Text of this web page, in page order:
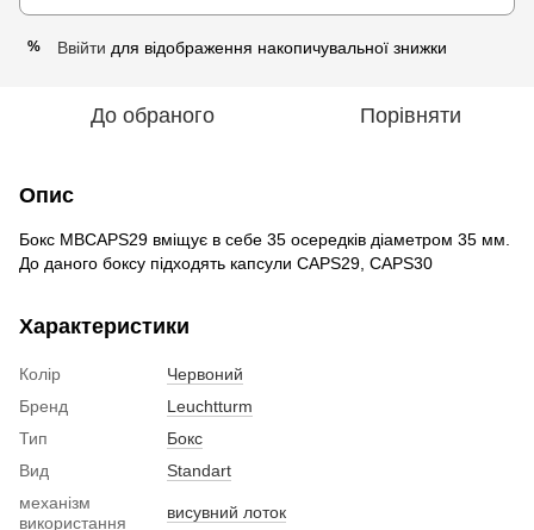
% Ввійти для відображення накопичувальної знижки
До обраного Порівняти
Опис
Бокс MBCAPS29 вміщує в себе 35 осередків діаметром 35 мм.
До даного боксу підходять капсули CAPS29, CAPS30
Характеристики
Колір
Червоний
Бренд
Leuchtturm
Тип
Бокс
Вид
Standart
механізм
використання
висувний лоток